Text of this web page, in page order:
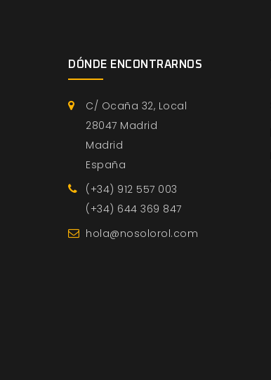
DÓNDE ENCONTRARNOS
C/ Ocaña 32, Local
28047 Madrid
Madrid
España
(+34) 912 557 003
(+34) 644 369 847
hola@nosolorol.com